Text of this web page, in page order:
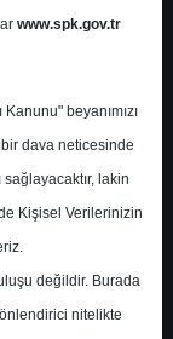
www.spk.gov.tr
beyanımızı
dava neticesinde
lakin
Kişisel Verilerinizin
değildir. Burada
nitelikte